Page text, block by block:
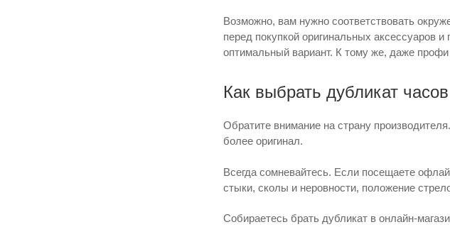
Возможно, вам нужно соответствовать
перед покупкой оригинальных аксессуаров
оптимальный вариант. К тому же, даже профи
Как выбрать дубликат часов
Обратите внимание на страну
более оригинал.
Всегда сомневайтесь. Если посещаете
стыки, сколы и неровности, положение
Собираетесь брать дубликат в онлайн-